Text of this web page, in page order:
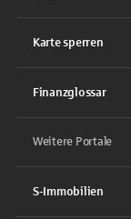
Karte sperren
Finanzglossar
Weitere Portale
S-Immobilien